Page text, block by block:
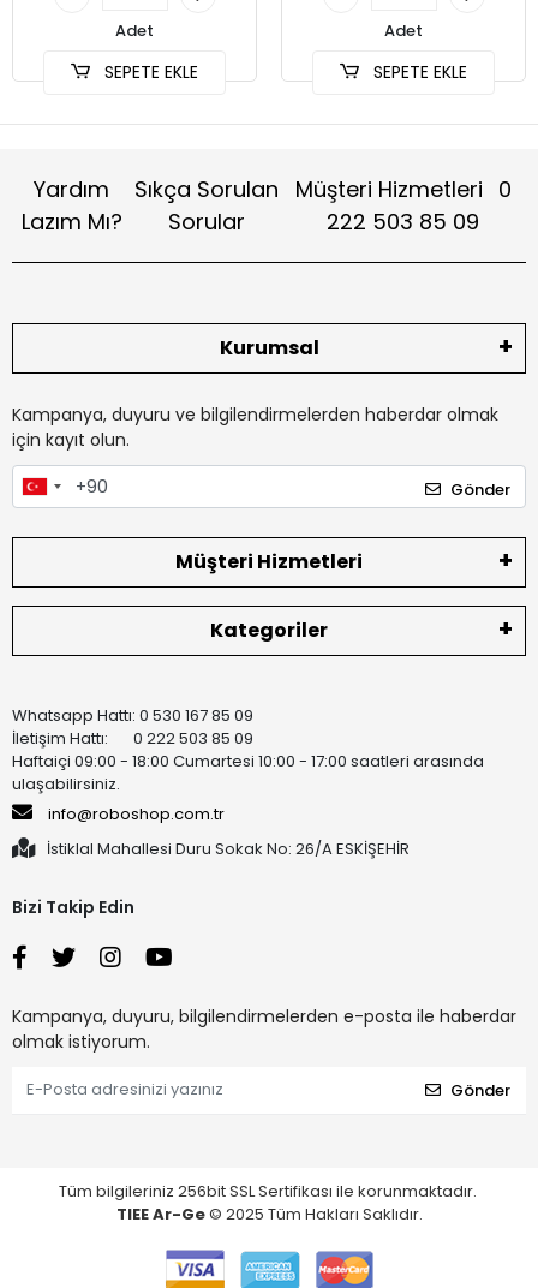
Adet
SEPETE EKLE
Adet
SEPETE EKLE
Yardım
Lazım Mı?
Sıkça Sorulan
Sorular
Müşteri Hizmetleri 0
222 503 85 09
Kurumsal
Kampanya, duyuru ve bilgilendirmelerden haberdar olmak
için kayıt olun.
Gönder
Müşteri Hizmetleri
Kategoriler
Whatsapp Hattı: 0 530 167 85 09
İletişim Hattı: 0 222 503 85 09
Haftaiçi 09:00 - 18:00 Cumartesi 10:00 - 17:00 saatleri arasında
ulaşabilirsiniz.
info@roboshop.com.tr
İstiklal Mahallesi Duru Sokak No: 26/A ESKİŞEHİR
Bizi Takip Edin
Kampanya, duyuru, bilgilendirmelerden e-posta ile haberdar
olmak istiyorum.
Gönder
Tüm bilgileriniz 256bit SSL Sertifikası ile korunmaktadır.
TIEE Ar-Ge© 2025 Tüm Hakları Saklıdır.